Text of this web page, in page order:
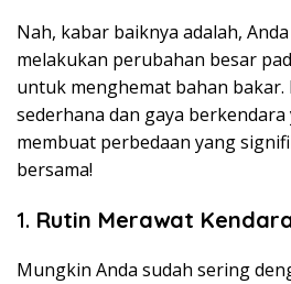
Nah, kabar baiknya adalah,
melakukan perubahan besar
untuk menghemat bahan bakar.
sederhana dan gaya
membuat perbedaan yang
bersama!
1. Rutin Merawat
Mungkin Anda sudah sering